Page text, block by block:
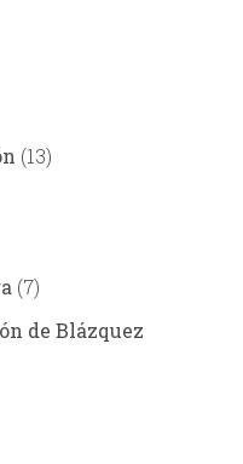
(13)
(7)
de Blázquez